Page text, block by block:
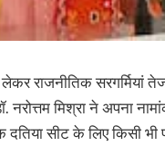
राजनीतिक सरगर्मियां
नरोत्तम मिश्रा ने अपना
सीट के लिए किसी